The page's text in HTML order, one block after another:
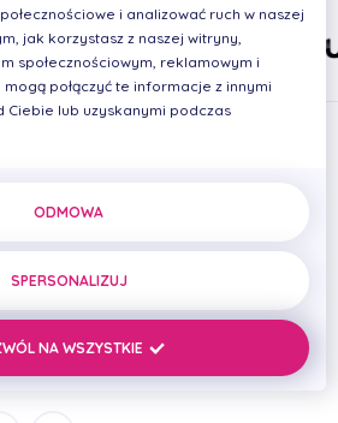
NIP: 8133005093
REGON: 690669384
i analizować ruch w naszej
jak korzystasz z naszej witryny,
społecznościowym, reklamowym i
połączyć te informacje z innymi
Ciebie lub uzyskanymi podczas
ODMOWA
SPERSONALIZUJ
NA WSZYSTKIE